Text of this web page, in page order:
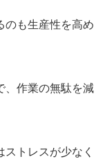
のも生産性を高め
、作業の無駄を減
トレスが少なく